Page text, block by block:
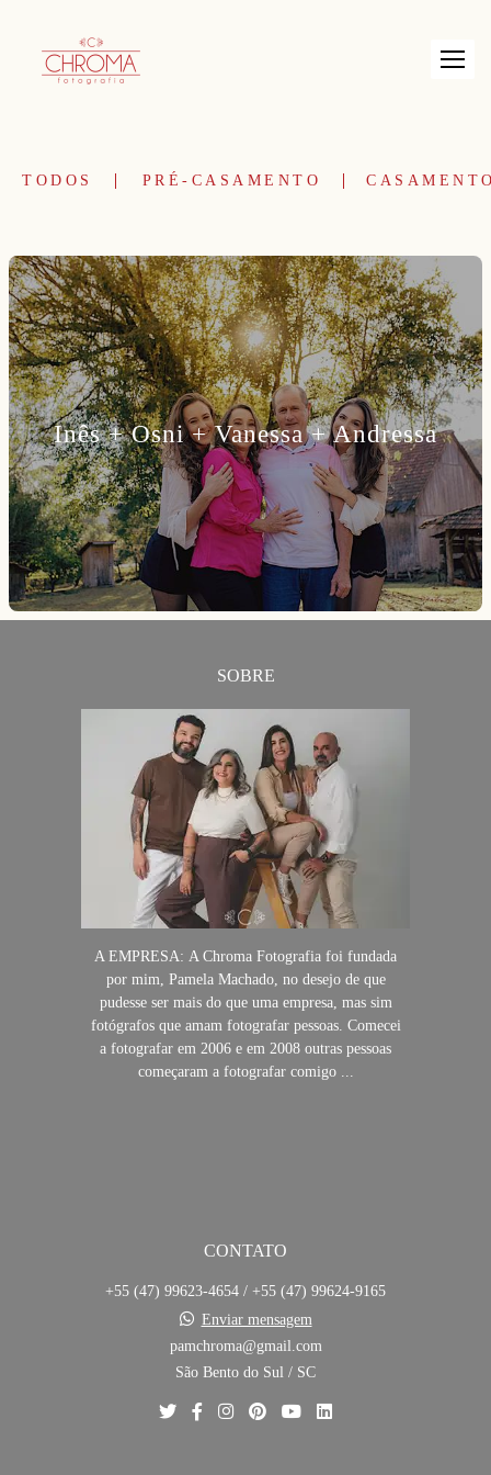
TODOS PRÉ-CASAMENTO
Inês + Osni + Vanessa + Andressa
SOBRE
A EMPRESA: A Chroma Fotografia foi fundada
por mim, Pamela Machado, no desejo de que
pudesse ser mais do que uma empresa, mas sim
fotógrafos que amam fotografar pessoas. Comecei
a fotografar em 2006 e em 2008 outras pessoas
começaram a fotografar comigo ...
CONTATO
+55 (47) 99623-4654 / +55 (47) 99624-9165
Enviar mensagem
pamchroma@gmail.com
São Bento do Sul / SC